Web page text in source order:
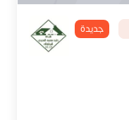
جديدة